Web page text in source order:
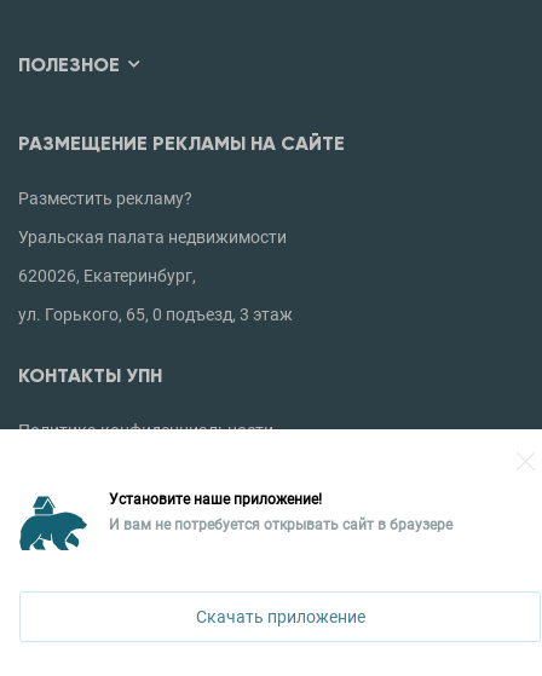
ПОЛЕЗНОЕ
РАЗМЕЩЕНИЕ РЕКЛАМЫ НА САЙТЕ
Разместить рекламу?
Уральская палата недвижимости
620026, Екатеринбург,
ул. Горького, 65, 0 подъезд, 3 этаж
КОНТАКТЫ УПН
Политика конфиденциальности
Установите наше приложение!
И вам не потребуется открывать сайт в браузере
Скачать приложение